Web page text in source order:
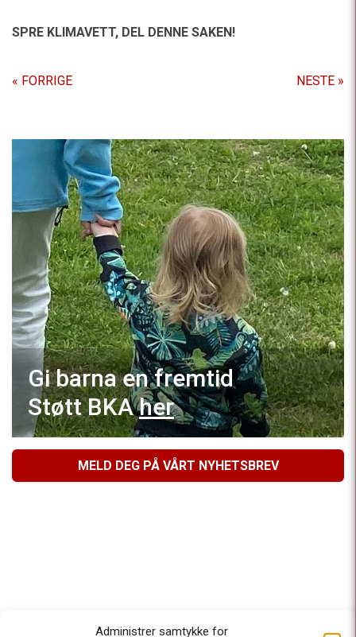
Administrer samtykke for
SPRE KLIMAVETT, DEL DENNE SAKEN!
« FORRIGE NESTE »
Gi barna en fremtid
Støtt BKAher
MELD DEG PÅ VÅRT NYHETSBREV